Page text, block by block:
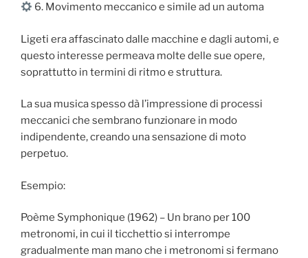
6. Movimento meccanico e simile ad un automa
Ligeti era affascinato dalle macchine e dagli automi, e
questo interesse permeava molte delle sue opere,
soprattutto in termini di ritmo e struttura.
La sua musica spesso dà l’impressione di processi
meccanici che sembrano funzionare in modo
indipendente, creando una sensazione di moto
perpetuo.
Esempio:
Poème Symphonique (1962) – Un brano per 100
metronomi, in cui il ticchettio si interrompe
gradualmente man mano che i metronomi si fermano